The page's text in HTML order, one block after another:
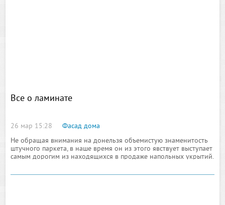
Все о ламинате
26 мар 15:28
Фасад дома
Не обращая внимания на донельзя объемистую знаменитость
штучного паркета, в наше время он из этого явствует выступает
самым дорогим из находящихся в продаже напольных укрытий.
выносливости